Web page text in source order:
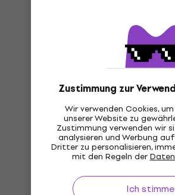
Zustimmung zur
Wir verwenden Cookies,
unserer Website zu
Zustimmung verwenden wir
analysieren und Werbung
Dritter zu personalisieren,
mit den Regeln der
Ich